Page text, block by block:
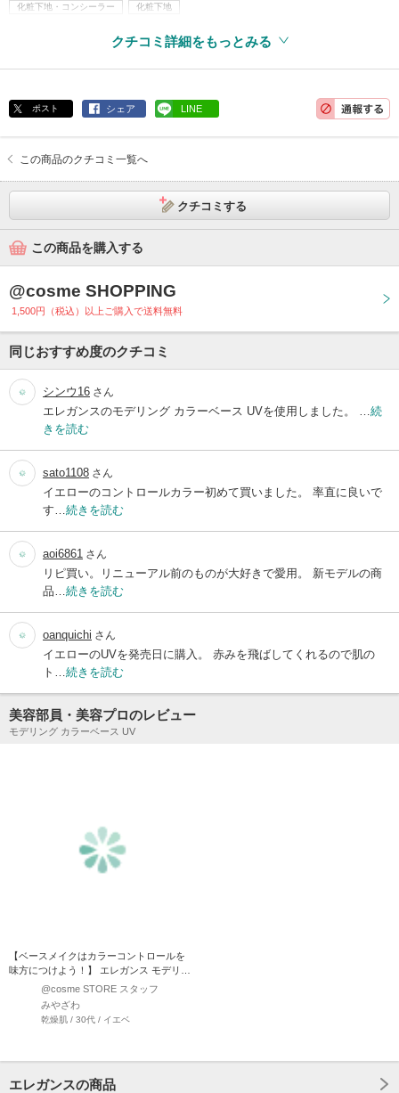
化粧下地・コンシーラー 化粧下地
クチコミ詳細をもっとみる
ポスト シェア LINE
この商品のクチコミ一覧へ
クチコミする
この商品を購入する
@cosme SHOPPING
1,500円（税込）以上ご購入で送料無料
同じおすすめ度のクチコミ
シンウ16 さん
エレガンスのモデリング カラーベース UVを使用しました。 … 続
きを読む
sato1108 さん
イエローのコントロールカラー初めて買いました。 率直に良いで
す… 続きを読む
aoi6861 さん
リピ買い。リニューアル前のものが大好きで愛用。 新モデルの商
品… 続きを読む
oanquichi さん
イエローのUVを発売日に購入。 赤みを飛ばしてくれるので肌の
ト… 続きを読む
美容部員・美容プロのレビュー
モデリング カラーベース UV
【ベースメイクはカラーコントロールを
味方につけよう！】 エレガンス モデリン
グカラーベースUV…
@cosme STORE スタッフ
みやざわ
乾燥肌 / 30代 / イエベ
エレガンスの商品